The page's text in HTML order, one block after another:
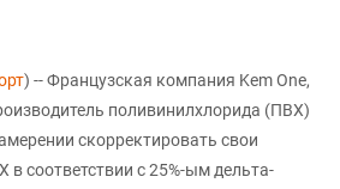
) -- Французская компания Kem One,
поливинилхлорида (ПВХ)
скорректировать свои
в соответствии с 25%-ым дельта-